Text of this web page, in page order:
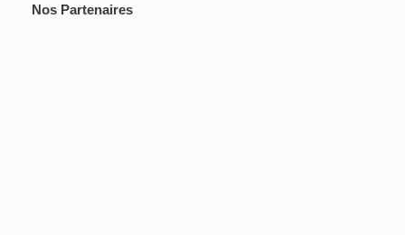
Nos Partenaires